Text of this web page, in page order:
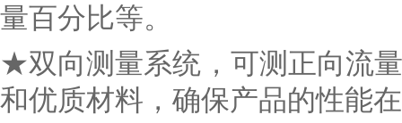
量百分比等。
★双向测量系统，可测正向流
和优质材料，确保产品的性能